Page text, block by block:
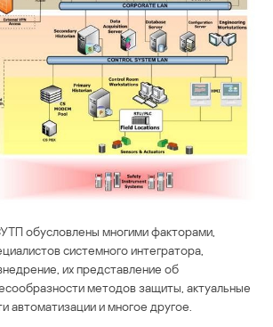
обусловлены многими факторами,
системного интегратора,
их представление об
методов защиты, актуальные
автоматизации и многое другое.